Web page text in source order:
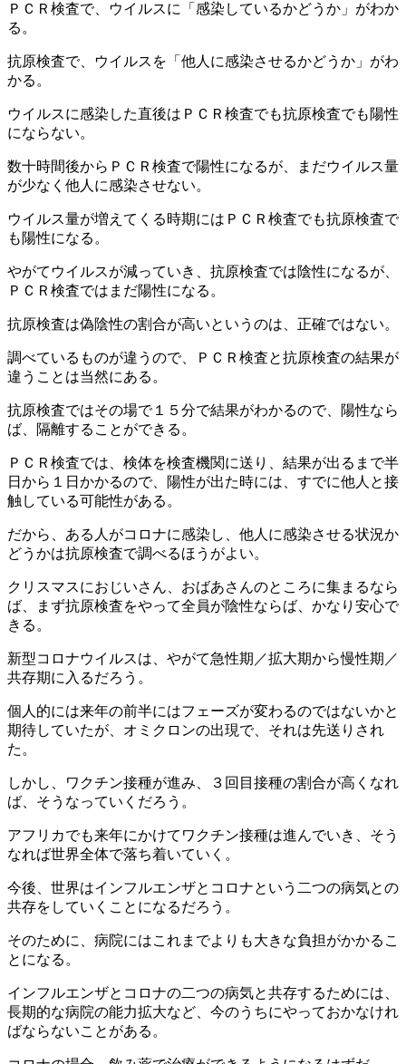
ＰＣＲ検査で、ウイルスに「感染しているかどうか」がわか
る。
抗原検査で、ウイルスを「他人に感染させるかどうか」がわ
かる。
ウイルスに感染した直後はＰＣＲ検査でも抗原検査でも陽性
にならない。
数十時間後からＰＣＲ検査で陽性になるが、まだウイルス量
が少なく他人に感染させない。
ウイルス量が増えてくる時期にはＰＣＲ検査でも抗原検査で
も陽性になる。
やがてウイルスが減っていき、抗原検査では陰性になるが、
ＰＣＲ検査ではまだ陽性になる。
抗原検査は偽陰性の割合が高いというのは、正確ではない。
調べているものが違うので、ＰＣＲ検査と抗原検査の結果が
違うことは当然にある。
抗原検査ではその場で１５分で結果がわかるので、陽性なら
ば、隔離することができる。
ＰＣＲ検査では、検体を検査機関に送り、結果が出るまで半
日から１日かかるので、陽性が出た時には、すでに他人と接
触している可能性がある。
だから、ある人がコロナに感染し、他人に感染させる状況か
どうかは抗原検査で調べるほうがよい。
クリスマスにおじいさん、おばあさんのところに集まるなら
ば、まず抗原検査をやって全員が陰性ならば、かなり安心で
きる。
新型コロナウイルスは、やがて急性期／拡大期から慢性期／
共存期に入るだろう。
個人的には来年の前半にはフェーズが変わるのではないかと
期待していたが、オミクロンの出現で、それは先送りされ
た。
しかし、ワクチン接種が進み、３回目接種の割合が高くなれ
ば、そうなっていくだろう。
アフリカでも来年にかけてワクチン接種は進んでいき、そう
なれば世界全体で落ち着いていく。
今後、世界はインフルエンザとコロナという二つの病気との
共存をしていくことになるだろう。
そのために、病院にはこれまでよりも大きな負担がかかるこ
とになる。
インフルエンザとコロナの二つの病気と共存するためには、
長期的な病院の能力拡大など、今のうちにやっておかなけれ
ばならないことがある。